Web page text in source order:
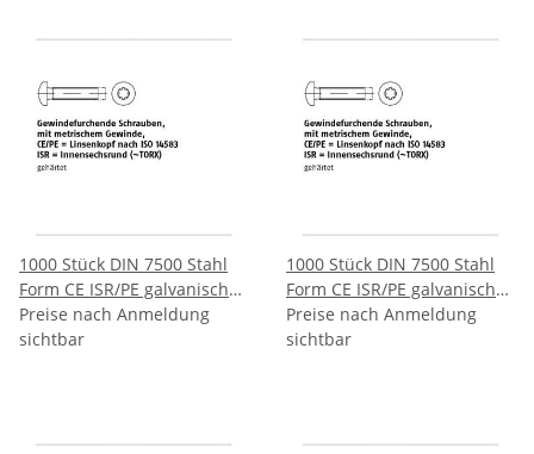
1000 Stück DIN 7500 Stahl
Form CE ISR/PE galvanisch
verzinkt Gewindefurchende
Schrauben ISR metr.
Preise nach Anmeldung
sichtbar
1000 Stück DIN 7500 Stahl
Form CE ISR/PE galvanisch
verzinkt Gewindefurchende
Schrauben ISR metr.
Preise nach Anmeldung
sichtbar